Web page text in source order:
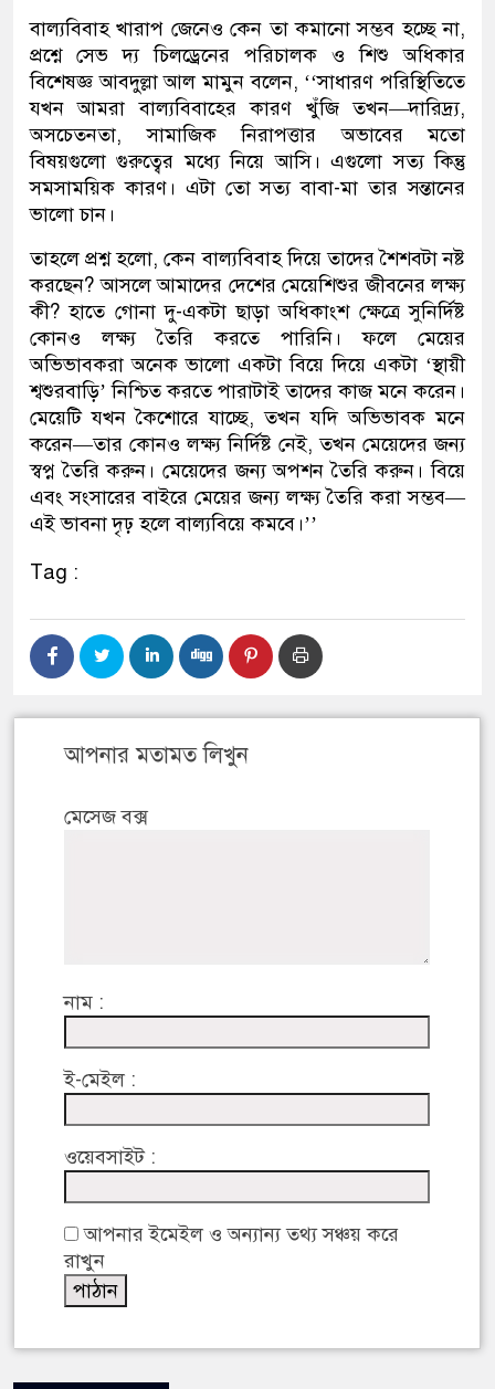
বাল্যবিবাহ খারাপ জেনেও কেন তা কমানো সম্ভব হচ্ছে না,
প্রশ্নে সেভ দ্য চিলড্রেনের পরিচালক ও শিশু অধিকার
বিশেষজ্ঞ আবদুল্লা আল মামুন বলেন, ‘‘সাধারণ পরিস্থিতিতে
যখন আমরা বাল্যবিবাহের কারণ খুঁজি তখন—দারিদ্র্য,
অসচেতনতা, সামাজিক নিরাপত্তার অভাবের মতো
বিষয়গুলো গুরুত্বের মধ্যে নিয়ে আসি। এগুলো সত্য কিন্তু
সমসাময়িক কারণ। এটা তো সত্য বাবা-মা তার সন্তানের
ভালো চান।
তাহলে প্রশ্ন হলো, কেন বাল্যবিবাহ দিয়ে তাদের শৈশবটা নষ্ট
করছেন? আসলে আমাদের দেশের মেয়েশিশুর জীবনের লক্ষ্য
কী? হাতে গোনা দু-একটা ছাড়া অধিকাংশ ক্ষেত্রে সুনির্দিষ্ট
কোনও লক্ষ্য তৈরি করতে পারিনি। ফলে মেয়ের
অভিভাবকরা অনেক ভালো একটা বিয়ে দিয়ে একটা ‘স্থায়ী
শ্বশুরবাড়ি’ নিশ্চিত করতে পারাটাই তাদের কাজ মনে করেন।
মেয়েটি যখন কৈশোরে যাচ্ছে, তখন যদি অভিভাবক মনে
করেন—তার কোনও লক্ষ্য নির্দিষ্ট নেই, তখন মেয়েদের জন্য
স্বপ্ন তৈরি করুন। মেয়েদের জন্য অপশন তৈরি করুন। বিয়ে
এবং সংসারের বাইরে মেয়ের জন্য লক্ষ্য তৈরি করা সম্ভব—
এই ভাবনা দৃঢ় হলে বাল্যবিয়ে কমবে।’’
Tag :
আপনার মতামত লিখুন
মেসেজ বক্স
নাম :
ই-মেইল :
ওয়েবসাইট :
আপনার ইমেইল ও অন্যান্য তথ্য সঞ্চয় করে
রাখুন